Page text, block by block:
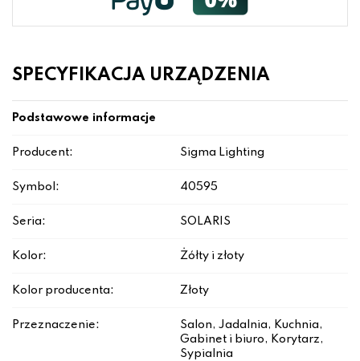
SPECYFIKACJA URZĄDZENIA
Podstawowe informacje
Producent: Sigma Lighting
Symbol: 40595
Seria: SOLARIS
Kolor: Żółty i złoty
Kolor producenta: Złoty
Przeznaczenie:
Salon, Jadalnia, Kuchnia,
Gabinet i biuro, Korytarz,
Sypialnia